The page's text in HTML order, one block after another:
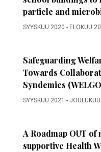
particle and
SYYSKUU 2020 - ELOKUU
Safeguarding
Towards
Syndemics
SYYSKUU 2021 -
A Roadmap OUT
supportive Health